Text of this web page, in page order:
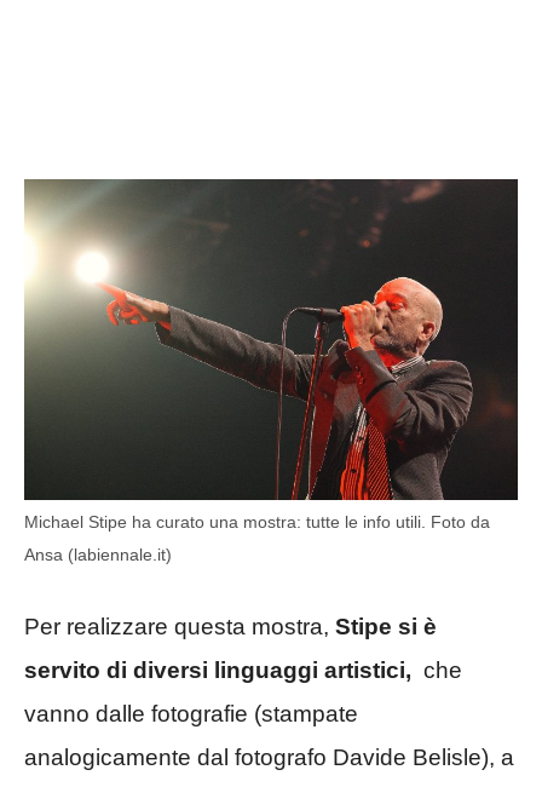
Michael Stipe ha curato una mostra: tutte le info utili. Foto da
Ansa (labiennale.it)
Per realizzare questa mostra, Stipe si è
servito di diversi linguaggi artistici, che
vanno dalle fotografie (stampate
analogicamente dal fotografo Davide Belisle), a